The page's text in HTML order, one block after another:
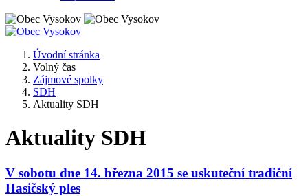
Úvodní stránka
Volný čas
Zájmové spolky
SDH
Aktuality SDH
Aktuality SDH
V sobotu dne 14. března 2015 se uskuteční tradiční
Hasičský ples